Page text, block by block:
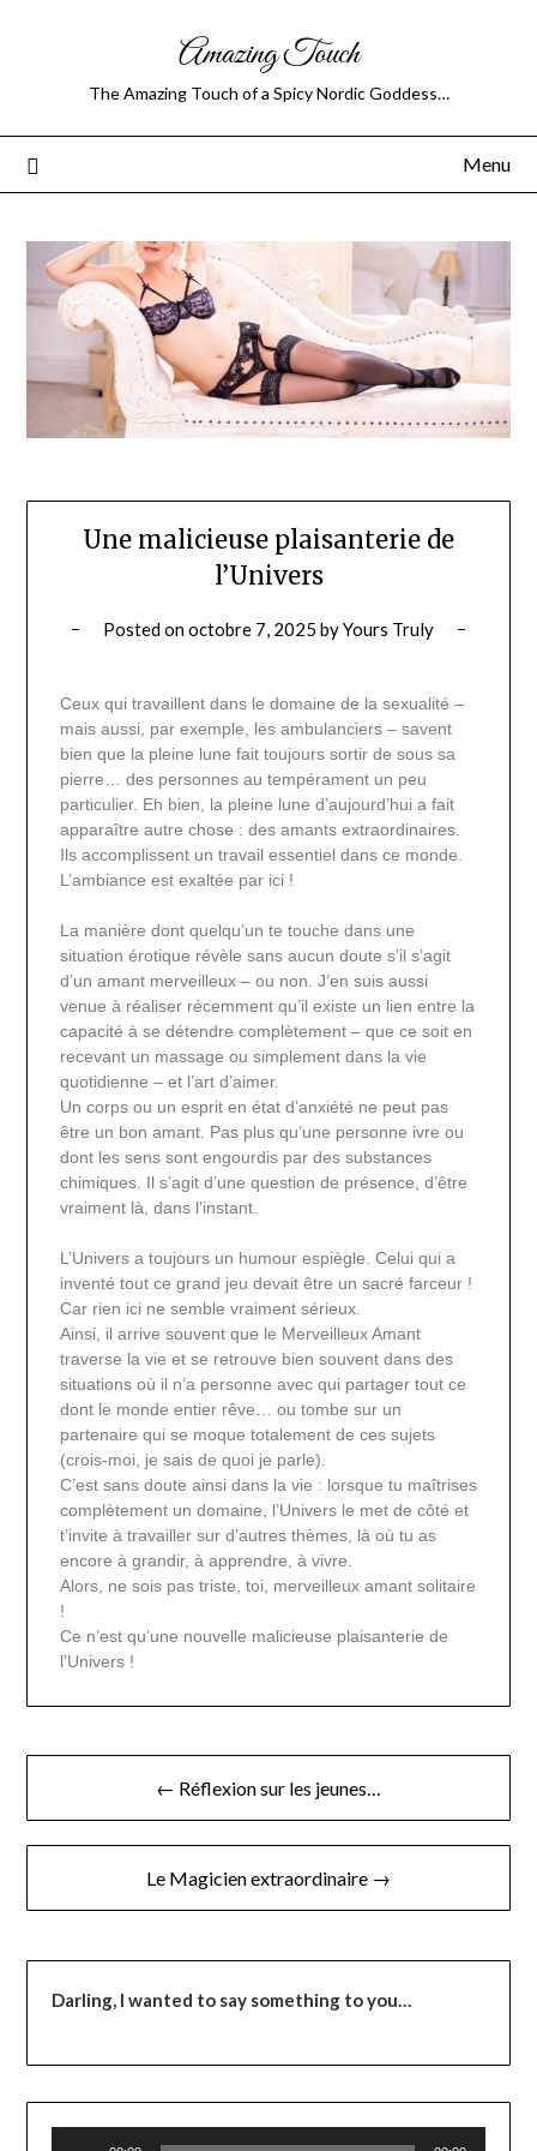
Amazing Touch
The Amazing Touch of a Spicy Nordic Goddess…
Menu
Une malicieuse plaisanterie de
l’Univers
Posted onoctobre 7, 2025 byYours Truly
Ceux qui travaillent dans le domaine de la sexualité –
mais aussi, par exemple, les ambulanciers – savent
bien que la pleine lune fait toujours sortir de sous sa
pierre… des personnes au tempérament un peu
particulier. Eh bien, la pleine lune d’aujourd’hui a fait
apparaître autre chose : des amants extraordinaires.
Ils accomplissent un travail essentiel dans ce monde.
L’ambiance est exaltée par ici !
La manière dont quelqu’un te touche dans une
situation érotique révèle sans aucun doute s’il s’agit
d’un amant merveilleux – ou non. J’en suis aussi
venue à réaliser récemment qu’il existe un lien entre la
capacité à se détendre complètement – que ce soit en
recevant un massage ou simplement dans la vie
quotidienne – et l’art d’aimer.
Un corps ou un esprit en état d’anxiété ne peut pas
être un bon amant. Pas plus qu’une personne ivre ou
dont les sens sont engourdis par des substances
chimiques. Il s’agit d’une question de présence, d’être
vraiment là, dans l’instant.
L’Univers a toujours un humour espiègle. Celui qui a
inventé tout ce grand jeu devait être un sacré farceur !
Car rien ici ne semble vraiment sérieux.
Ainsi, il arrive souvent que le Merveilleux Amant
traverse la vie et se retrouve bien souvent dans des
situations où il n’a personne avec qui partager tout ce
dont le monde entier rêve… ou tombe sur un
partenaire qui se moque totalement de ces sujets
(crois-moi, je sais de quoi je parle).
C’est sans doute ainsi dans la vie : lorsque tu maîtrises
complètement un domaine, l’Univers le met de côté et
t’invite à travailler sur d’autres thèmes, là où tu as
encore à grandir, à apprendre, à vivre.
Alors, ne sois pas triste, toi, merveilleux amant solitaire
!
Ce n’est qu’une nouvelle malicieuse plaisanterie de
l’Univers !
← Réflexion sur les jeunes…
Le Magicien extraordinaire →
Darling, I wanted to say something to you…